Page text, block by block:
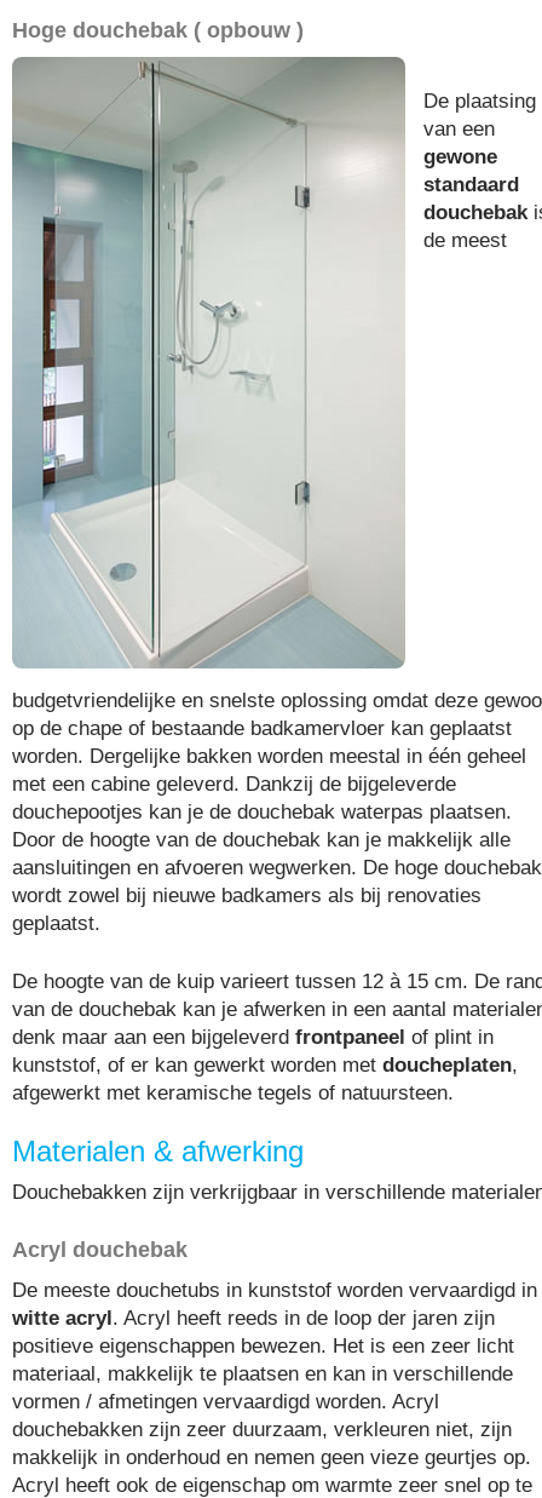
Hoge douchebak ( opbouw )
De plaatsing
van een
gewone
standaard
douchebak
de meest
budgetvriendelijke en snelste oplossing omdat deze
op de chape of bestaande badkamervloer kan geplaatst
worden. Dergelijke bakken worden meestal in één geheel
met een cabine geleverd. Dankzij de bijgeleverde
douchepootjes kan je de douchebak waterpas plaatsen.
Door de hoogte van de douchebak kan je makkelijk alle
aansluitingen en afvoeren wegwerken. De hoge douchebak
wordt zowel bij nieuwe badkamers als bij renovaties
geplaatst.
De hoogte van de kuip varieert tussen 12 à 15 cm. De
van de douchebak kan je afwerken in een aantal
denk maar aan een bijgeleverd frontpaneel of plint in
kunststof, of er kan gewerkt worden met doucheplaten,
afgewerkt met keramische tegels of natuursteen.
Materialen & afwerking
Douchebakken zijn verkrijgbaar in verschillende
Acryl douchebak
De meeste douchetubs in kunststof worden vervaardigd in
witte acryl. Acryl heeft reeds in de loop der jaren zijn
positieve eigenschappen bewezen. Het is een zeer licht
materiaal, makkelijk te plaatsen en kan in verschillende
vormen / afmetingen vervaardigd worden. Acryl
douchebakken zijn zeer duurzaam, verkleuren niet, zijn
makkelijk in onderhoud en nemen geen vieze geurtjes op.
Acryl heeft ook de eigenschap om warmte zeer snel op te